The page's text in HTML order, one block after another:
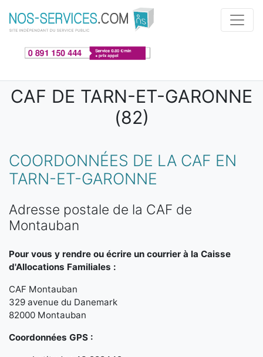
Aller au contenu principal
CAF DE TARN-ET-GARONNE
(82)
COORDONNÉES DE LA CAF EN
TARN-ET-GARONNE
Adresse postale de la CAF de
Montauban
Pour vous y rendre ou écrire un courrier à la Caisse
d'Allocations Familiales :
CAF Montauban
329 avenue du Danemark
82000 Montauban
Coordonnées GPS :